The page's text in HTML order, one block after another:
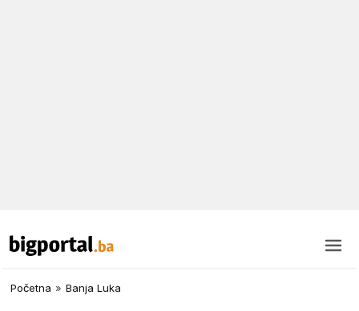
Početna » Banja Luka